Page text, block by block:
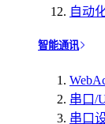
自动
智能通讯
串口/
串口